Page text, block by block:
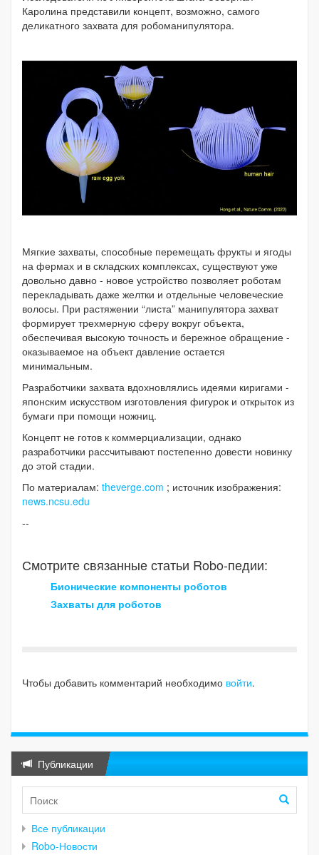
Каролина представили концепт, возможно, самого
деликатного захвата для робоманипулятора.
Мягкие захваты, способные перемещать фрукты и ягоды
на фермах и в складских комплексах, существуют уже
довольно давно - новое устройство позволяет роботам
перекладывать даже желтки и отдельные человеческие
волосы. При растяжении “листа” манипулятора захват
формирует трехмерную сферу вокруг объекта,
обеспечивая высокую точность и бережное обращение -
оказываемое на объект давление остается
минимальным.
Разработчики захвата вдохновлялись идеями киригами -
японским искусством изготовления фигурок и открыток из
бумаги при помощи ножниц.
Концепт не готов к коммерциализации, однако
разработчики рассчитывают постепенно довести новинку
до этой стадии.
По материалам: theverge.com ; источник изображения:
news.ncsu.edu
--
Смотрите связанные статьи Robo-педии:
Бионические компоненты роботов
Захваты для роботов
Чтобы добавить комментарий необходимо войти.
Публикации
Все публикации
Robo-Новости